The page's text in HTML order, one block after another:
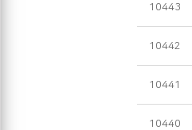
10443
10442
10441
10440